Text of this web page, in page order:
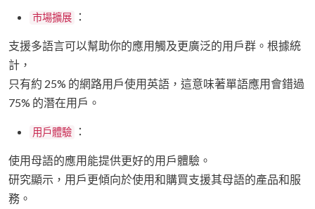
市場擴展 ：
支援多語言可以幫助你的應用觸及更廣泛的用戶群。根據統
計，
只有約 25% 的網路用戶使用英語，這意味著單語應用會錯過
75% 的潛在用戶。
用戶體驗 ：
使用母語的應用能提供更好的用戶體驗。
研究顯示，用戶更傾向於使用和購買支援其母語的產品和服
務。